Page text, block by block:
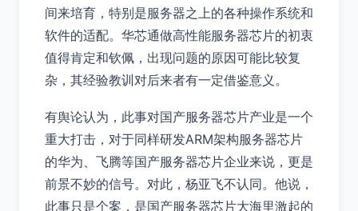
间来培育，特别是服务器之上的各种操作系统和
软件的适配。华芯通做高性能服务器芯片的初衷
值得肯定和钦佩，出现问题的原因可能比较复
杂，其经验教训对后来者有一定借鉴意义。
有舆论认为，此事对国产服务器芯片产业是一个
重大打击，对于同样研发ARM架构服务器芯片
的华为、飞腾等国产服务器芯片企业来说，更是
前景不妙的信号。对此，杨亚飞不认同。他说，
此事只是个案，是国产服务器芯片大海里激起的